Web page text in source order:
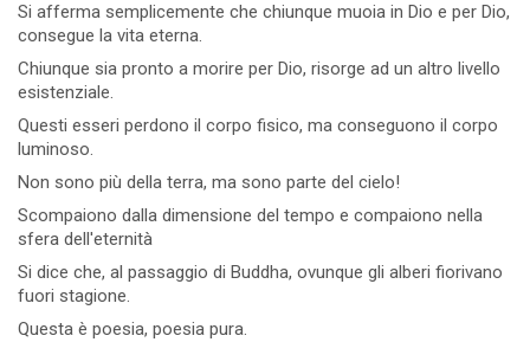
Si afferma semplicemente che chiunque muoia in Dio e per Dio,
consegue la vita eterna.
Chiunque sia pronto a morire per Dio, risorge ad un altro livello
esistenziale.
Questi esseri perdono il corpo fisico, ma conseguono il corpo
luminoso.
Non sono più della terra, ma sono parte del cielo!
Scompaiono dalla dimensione del tempo e compaiono nella
sfera dell'eternità
Si dice che, al passaggio di Buddha, ovunque gli alberi fiorivano
fuori stagione.
Questa è poesia, poesia pura.